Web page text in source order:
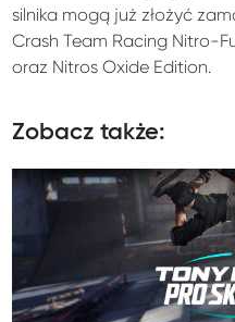
silnika mogą już złożyć
Crash Team Racing Nitro-
oraz Nitros Oxide Edition.
Zobacz także: